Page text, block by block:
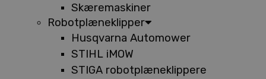
Skæremaskiner
Robotplæneklipper
Husqvarna Automower
STIHL iMOW
STIGA robotplæneklippere